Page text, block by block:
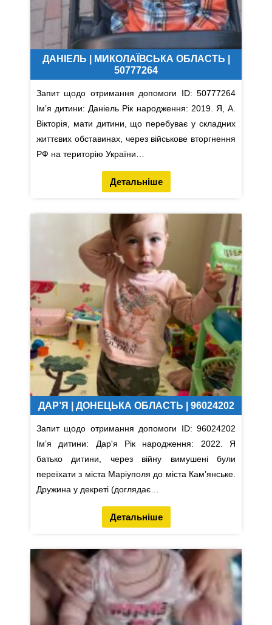
ДАНІЕЛЬ | МИКОЛАЇВСЬКА ОБЛАСТЬ |
50777264
Запит щодо отримання допомоги ID: 50777264
Імʼя дитини: Даніель Рік народження: 2019. Я, А.
Вікторія, мати дитини, що перебуває у складних
життєвих обставинах, через військове вторгнення
РФ на територію України…
Детальніше
ДАР’Я | ДОНЕЦЬКА ОБЛАСТЬ | 96024202
Запит щодо отримання допомоги ID: 96024202
Імʼя дитини: Дар'я Рік народження: 2022. Я
батько дитини, через війну вимушені були
переїхати з міста Маріуполя до міста Камʼянське.
Дружина у декреті (доглядає…
Детальніше